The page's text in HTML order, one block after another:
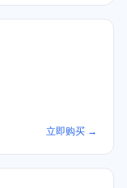
立即购买 →